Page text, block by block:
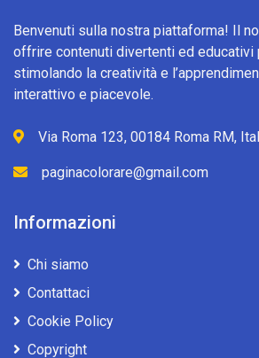
Benvenuti sulla nostra piattaforma! Il
offrire contenuti divertenti ed educativi
stimolando la creatività e
interattivo e piacevole.
Via Roma 123, 00184 Roma RM,
paginacolorare@gmail.com
Informazioni
Chi siamo
Contattaci
Cookie Policy
Copyright